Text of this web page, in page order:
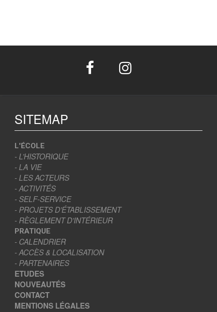
SITEMAP
L'ÉCOLE
- L’HISTORIQUE
- LA VIE
- LES ACTEURS
- ACTIVITÉS
- SELF-SERVICE
- PROJETS D’ÉTABLISSEMENT
- RÈGLEMENT D’INTÉRIEUR
PRATIQUE
- CALENDRIER
- ACCÈS & LOCALISATION
- PARTENAIRES
ETUDES
NOUVEAUTÉS
CONTACT
MENTIONS LÉGALES